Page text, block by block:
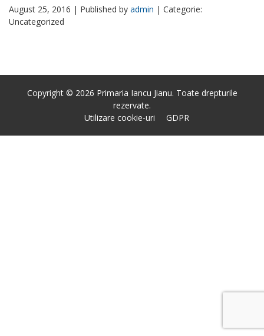
August 25, 2016 | Published by admin | Categorie:
Uncategorized
Copyright © 2026 Primaria Iancu Jianu. Toate drepturile
rezervate.
Utilizare cookie-uri
GDPR